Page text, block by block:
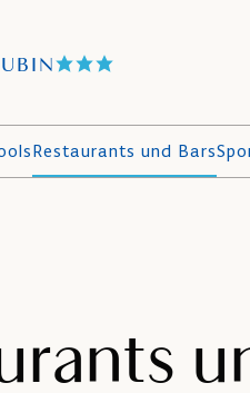
Restaurants und Bars